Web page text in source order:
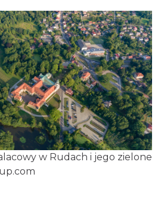
w Rudach i jego zielone